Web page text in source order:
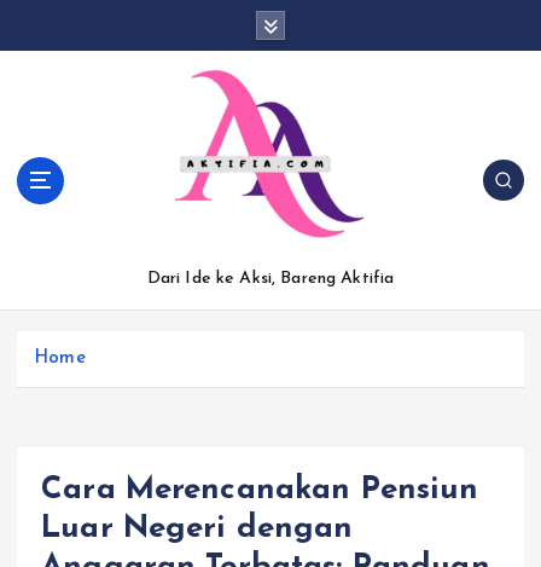
Dari Ide ke Aksi, Bareng Aktifia
Home
Cara Merencanakan Pensiun
Luar Negeri dengan